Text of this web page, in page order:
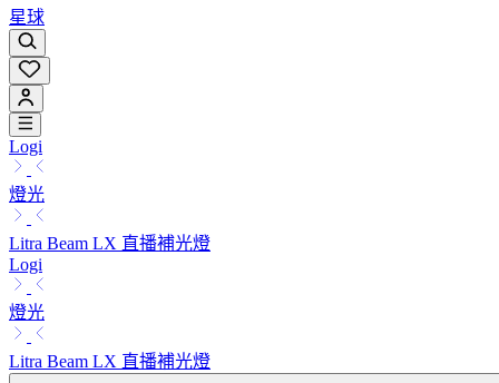
星球
Logi
燈光
Litra Beam LX 直播補光燈
Logi
燈光
Litra Beam LX 直播補光燈